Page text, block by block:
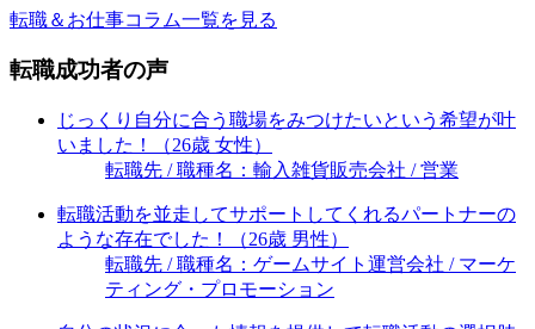
転職＆お仕事コラム一覧を見る
転職成功者の声
じっくり自分に合う職場をみつけたいという希望が叶
いました！（26歳 女性）
転職先 / 職種名：輸入雑貨販売会社 / 営業
転職活動を並走してサポートしてくれるパートナーの
ような存在でした！（26歳 男性）
転職先 / 職種名：ゲームサイト運営会社 / マーケ
ティング・プロモーション